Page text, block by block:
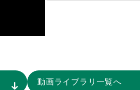
動画ライブラリ一覧へ